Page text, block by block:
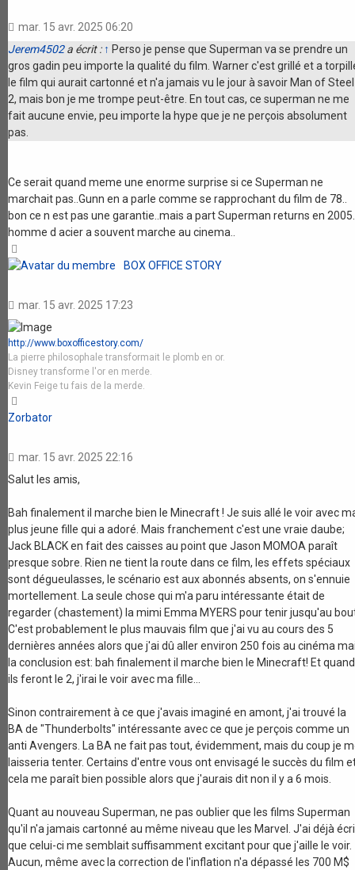
mar. 15 avr. 2025 06:20
Jerem4502a écrit : ↑ Perso je pense que Superman va se prendre un
gros gadin peu importe la qualité du film. Warner c'est grillé et a
le film qui aurait cartonné et n'a jamais vu le jour à savoir Man of Steel
2, mais bon je me trompe peut-être. En tout cas, ce superman ne me
fait aucune envie, peu importe la hype que je ne perçois absolument
pas.
Ce serait quand meme une enorme surprise si ce Superman ne
marchait pas..Gunn en a parle comme se rapprochant du film de 78..
bon ce n est pas une garantie..mais a part Superman returns en
homme d acier a souvent marche au cinema..
BOX OFFICE STORY
mar. 15 avr. 2025 17:23
http://www.boxofficestory.com/
La pierre philosophale transformait le plomb en or.
Disney transforme l'or en merde.
Kevin Feige tu fais de la merde.
Zorbator
mar. 15 avr. 2025 22:16
Salut les amis,
Bah finalement il marche bien le Minecraft ! Je suis allé le voir avec
plus jeune fille qui a adoré. Mais franchement c'est une vraie daube;
Jack BLACK en fait des caisses au point que Jason MOMOA paraît
presque sobre. Rien ne tient la route dans ce film, les effets spéciaux
sont dégueulasses, le scénario est aux abonnés absents, on s'ennuie
mortellement. La seule chose qui m'a paru intéressante était de
regarder (chastement) la mimi Emma MYERS pour tenir jusqu'au
C'est probablement le plus mauvais film que j'ai vu au cours des 5
dernières années alors que j'ai dû aller environ 250 fois au cinéma
la conclusion est: bah finalement il marche bien le Minecraft! Et quand
ils feront le 2, j'irai le voir avec ma fille...
Sinon contrairement à ce que j'avais imaginé en amont, j'ai trouvé la
BA de "Thunderbolts" intéressante avec ce que je perçois comme un
anti Avengers. La BA ne fait pas tout, évidemment, mais du coup je
laisseria tenter. Certains d'entre vous ont envisagé le succès du film
cela me paraît bien possible alors que j'aurais dit non il y a 6 mois.
Quant au nouveau Superman, ne pas oublier que les films Superman
qu'il n'a jamais cartonné au même niveau que les Marvel. J'ai déjà
que celui-ci me semblait suffisamment excitant pour que j'aille le voir.
Aucun, même avec la correction de l'inflation n'a dépassé les 700 M$